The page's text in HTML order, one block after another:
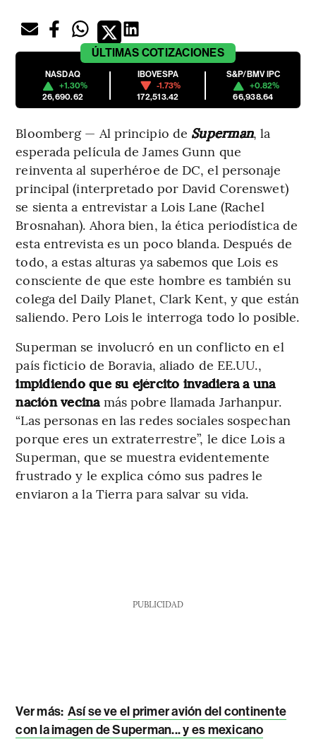
ÚLTIMAS COTIZACIONES
NASDAQ
+1.30%
26,690.62
IBOVESPA
-1.73%
172,513.42
S&P/BMV IPC
+0.82%
66,938.64
Bloomberg — Al principio de Superman, la
esperada película de James Gunn que
reinventa al superhéroe de DC, el personaje
principal (interpretado por David Corenswet)
se sienta a entrevistar a Lois Lane (Rachel
Brosnahan). Ahora bien, la ética periodística de
esta entrevista es un poco blanda. Después de
todo, a estas alturas ya sabemos que Lois es
consciente de que este hombre es también su
colega del Daily Planet, Clark Kent, y que están
saliendo. Pero Lois le interroga todo lo posible.
Superman se involucró en un conflicto en el
país ficticio de Boravia, aliado de EE.UU.,
impidiendo que su ejército invadiera a una
nación vecina más pobre llamada Jarhanpur.
“Las personas en las redes sociales sospechan
porque eres un extraterrestre”, le dice Lois a
Superman, que se muestra evidentemente
frustrado y le explica cómo sus padres le
enviaron a la Tierra para salvar su vida.
PUBLICIDAD
Ver más: Así se ve el primer avión del continente
con la imagen de Superman... y es mexicano